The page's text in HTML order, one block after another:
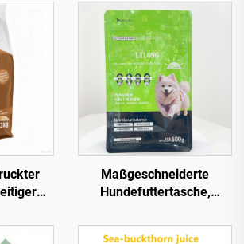
und
Maßgeschneiderte
Hundefuttertasche,
flacher Boden,